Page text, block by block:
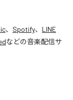
、 Spotify、 LINE
などの音楽配信サ